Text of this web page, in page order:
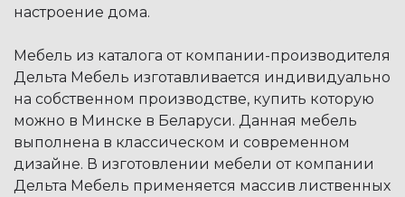
настроение дома.
Мебель из каталога от компании-производителя
Дельта Мебель изготавливается индивидуально
на собственном производстве, купить которую
можно в Минске в Беларуси. Данная мебель
выполнена в классическом и современном
дизайне. В изготовлении мебели от компании
Дельта Мебель применяется массив лиственных